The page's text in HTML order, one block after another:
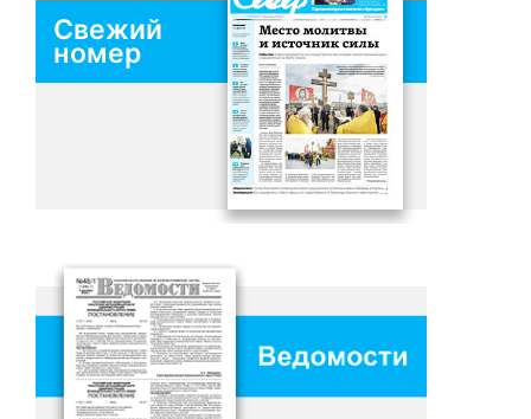
Свежий
номер